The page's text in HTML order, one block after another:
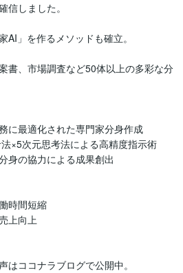
信しました。
AI」を作るメソッドも確立。
書、市場調査など50体以上の多彩な分
に最適化された専門家分身作成
×5次元思考法による高精度指示術
身の協力による成果創出
時間短縮
上向上
はココナラブログで公開中。